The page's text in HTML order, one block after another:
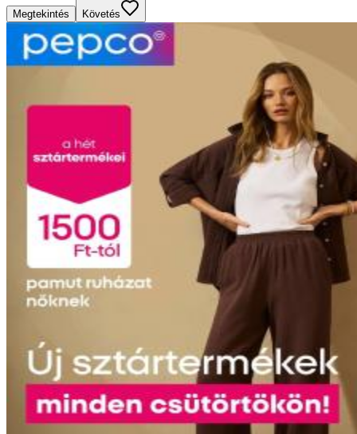
Megtekintés Követés